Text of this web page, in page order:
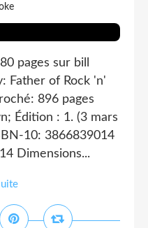
pages sur bill
Father of Rock 'n'
896 pages
Édition : 1. (3 mars
10: 3866839014
Dimensions...